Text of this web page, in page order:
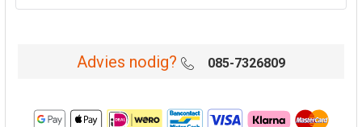
Advies nodig? 085-7326809